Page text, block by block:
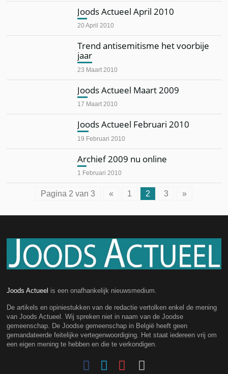
Joods Actueel April 2010
20 April 2010
Trend antisemitisme het voorbije
jaar
23 Maart 2010
Joods Actueel Maart 2009
17 Maart 2010
Joods Actueel Februari 2010
19 Februari 2010
Archief 2009 nu online
1 Februari 2010
Pagina 2 van 3 « 1 2 3 »
Joods Actueel is een onafhankelijk nieuwsmedium.
De artikels en opiniestukken van de redactie vertolken enkel de mening
van Joods Actueel. Wij spreken niet in naam van de Joodse
gemeenschap. De Joodse gemeenschap in België heeft geen
gemandateerde feitelijke vertegenwoordiging. Het staat iedereen vrij om
een eigen mening te hebben en die te verkondigen.